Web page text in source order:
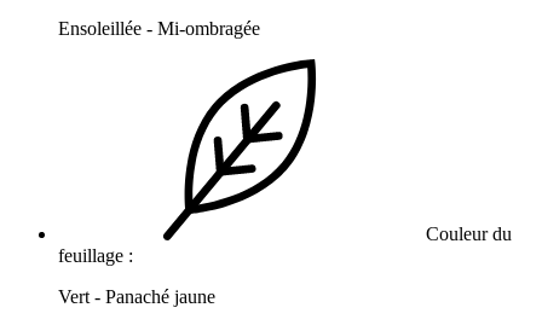
Ensoleillée - Mi-ombragée
Couleur du
feuillage :
Vert - Panaché jaune